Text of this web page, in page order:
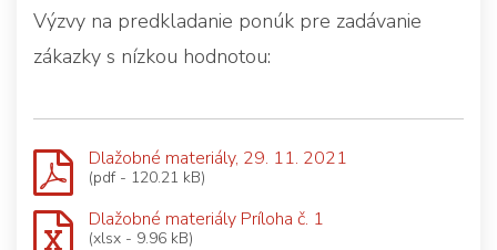
Výzvy na predkladanie ponúk pre zadávanie
zákazky s nízkou hodnotou:
Dlažobné materiály, 29. 11. 2021
(pdf - 120.21 kB)
Dlažobné materiály Príloha č. 1
(xlsx - 9.96 kB)